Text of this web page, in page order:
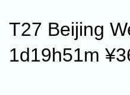
T27 Beijing
1d19h51m